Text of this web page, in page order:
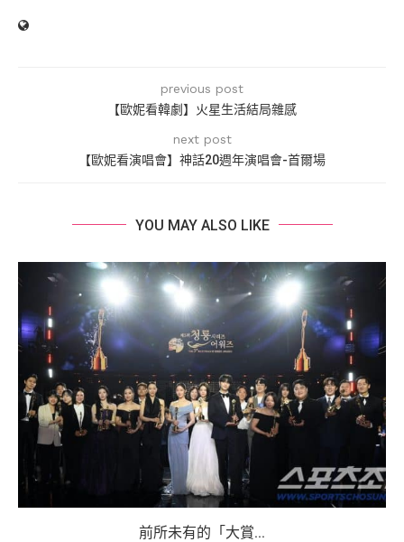
previous post
【歐妮看韓劇】火星生活結局雜感
next post
【歐妮看演唱會】神話20週年演唱會-首爾場
YOU MAY ALSO LIKE
前所未有的「大賞...